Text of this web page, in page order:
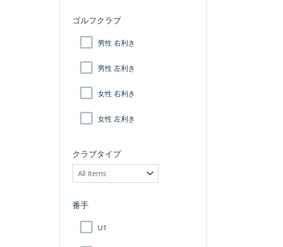
ゴルフクラブ
男性 右利き
男性 左利き
女性 右利き
女性 左利き
クラブタイプ
番手
U1